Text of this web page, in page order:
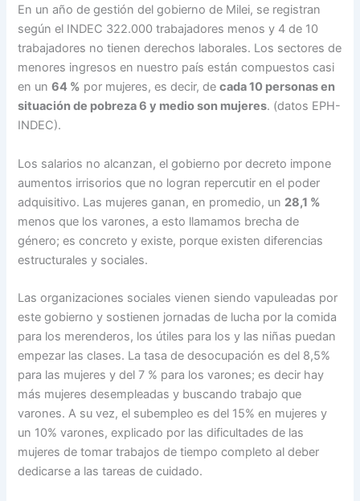
En un año de gestión del gobierno de Milei, se registran
según el INDEC 322.000 trabajadores menos y 4 de 10
trabajadores no tienen derechos laborales. Los sectores de
menores ingresos en nuestro país están compuestos casi
en un64 % por mujeres, es decir, decada 10 personas en
situación de pobreza 6 y medio son mujeres. (datos EPH-
INDEC).
Los salarios no alcanzan, el gobierno por decreto impone
aumentos irrisorios que no logran repercutir en el poder
adquisitivo. Las mujeres ganan, en promedio, un 28,1 %
menos que los varones, a esto llamamos brecha de
género; es concreto y existe, porque existen diferencias
estructurales y sociales.
Las organizaciones sociales vienen siendo vapuleadas por
este gobierno y sostienen jornadas de lucha por la comida
para los merenderos, los útiles para los y las niñas puedan
empezar las clases. La tasa de desocupación es del 8,5%
para las mujeres y del 7 % para los varones; es decir hay
más mujeres desempleadas y buscando trabajo que
varones. A su vez, el subempleo es del 15% en mujeres y
un 10% varones, explicado por las dificultades de las
mujeres de tomar trabajos de tiempo completo al deber
dedicarse a las tareas de cuidado.